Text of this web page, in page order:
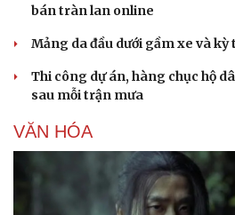
bán tràn lan online
Mảng da đầu dưới gầm xe và kỳ
Thi công dự án, hàng chục hộ
sau mỗi trận mưa
VĂN HÓA